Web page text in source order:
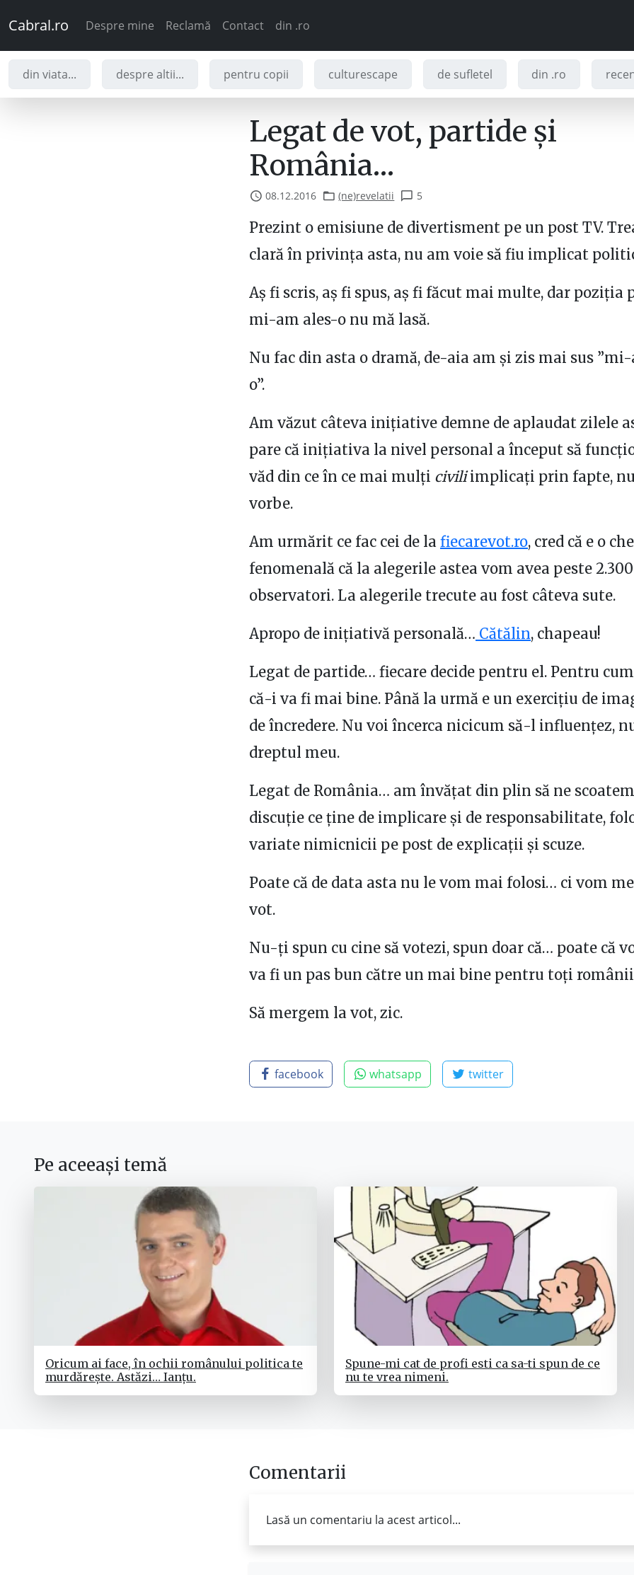
Cabral.ro Despre mine Reclamă Contact din .ro
din viata... despre altii... pentru copii culturescape de sufletel din .ro
Legat de vot, partide și
România…
08.12.2016 (ne)revelatii 5
Prezint o emisiune de divertisment pe un post TV.
clară în privința asta, nu am voie să fiu implicat
Aș fi scris, aș fi spus, aș fi făcut mai multe, dar poziția
mi-am ales-o nu mă lasă.
Nu fac din asta o dramă, de-aia am și zis mai sus
o”.
Am văzut câteva inițiative demne de aplaudat zilele
pare că inițiativa la nivel personal a început să
văd din ce în ce mai mulți civiliimplicați prin fapte,
vorbe.
Am urmărit ce fac cei de la fiecarevot.ro, cred că e o
fenomenală că la alegerile astea vom avea peste
observatori. La alegerile trecute au fost câteva sute.
Apropo de inițiativă personală… Cătălin, chapeau!
Legat de partide… fiecare decide pentru el. Pentru
că-i va fi mai bine. Până la urmă e un exercițiu de
de încredere. Nu voi încerca nicicum să-l influențez,
dreptul meu.
Legat de România… am învățat din plin să ne
discuție ce ține de implicare și de responsabilitate,
variate nimicnicii pe post de explicații și scuze.
Poate că de data asta nu le vom mai folosi… ci vom
vot.
Nu-ți spun cu cine să votezi, spun doar că… poate că
va fi un pas bun către un mai bine pentru toți
Să mergem la vot, zic.
facebook whatsapp twitter
Pe aceeași temă
Oricum ai face, în ochii românului politica te
murdărește. Astăzi… Ianțu.
Spune-mi cat de profi esti ca sa-ti spun de ce
nu te vrea nimeni.
Comentarii
Lasă un comentariu la acest articol...